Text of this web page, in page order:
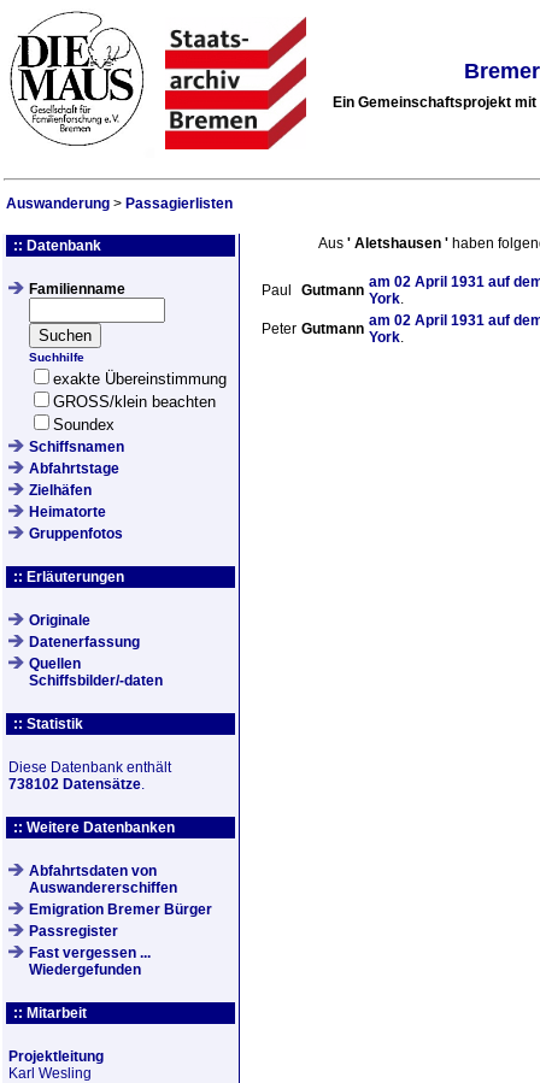
Ein Gemeinschaftsprojekt
Auswanderung > Passagierlisten
:: Datenbank
Familienname
Suchhilfe
exakte Übereinstimmung
GROSS/klein beachten
Soundex
Schiffsnamen
Abfahrtstage
Zielhäfen
Heimatorte
Gruppenfotos
:: Erläuterungen
Originale
Datenerfassung
Quellen
Schiffsbilder/-daten
:: Statistik
Diese Datenbank enthält
738102 Datensätze.
:: Weitere Datenbanken
Abfahrtsdaten von
Auswandererschiffen
Emigration Bremer Bürger
Passregister
Fast vergessen ...
Wiedergefunden
:: Mitarbeit
Projektleitung
Karl Wesling
Aus ' Aletshausen ' haben
Paul Gutmann am 02 April 1931 auf
York.
Peter Gutmann am 02 April 1931 auf
York.